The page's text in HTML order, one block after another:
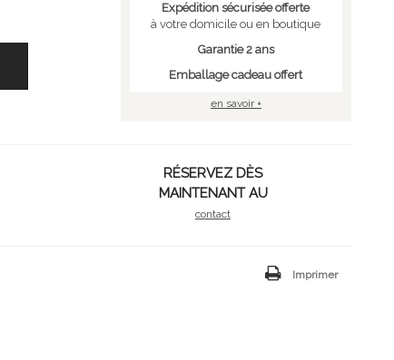
Expédition sécurisée offerte
à votre domicile ou en boutique
Garantie 2 ans
Emballage cadeau offert
en savoir +
RÉSERVEZ DÈS
MAINTENANT AU
contact
Imprimer